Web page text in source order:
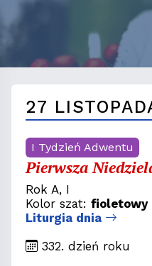
27
I Tydzień Adwentu
Pierwsza
Rok A, I
Kolor szat: fioletowy
Liturgia dnia
332. dzień roku